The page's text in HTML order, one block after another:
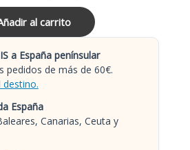
al carrito
a España penínsular
pedidos de más de 60€.
destino.
España
Canarias, Ceuta y